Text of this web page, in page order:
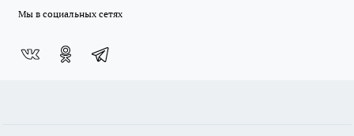
Мы в социальных сетях